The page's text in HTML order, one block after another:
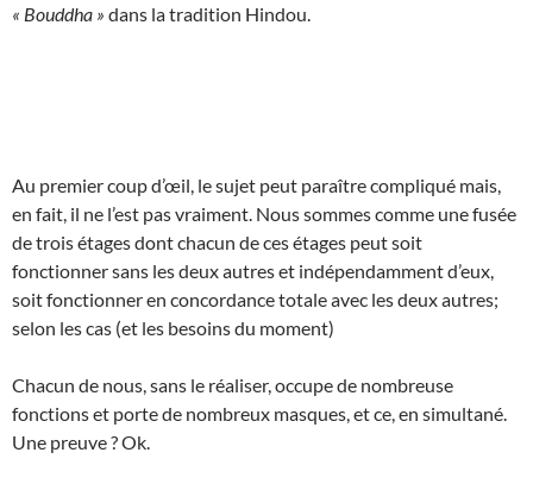
« Bouddha » dans la tradition Hindou.
Au premier coup d’œil, le sujet peut paraître compliqué mais,
en fait, il ne l’est pas vraiment. Nous sommes comme une fusée
de trois étages dont chacun de ces étages peut soit
fonctionner sans les deux autres et indépendamment d’eux,
soit fonctionner en concordance totale avec les deux autres;
selon les cas (et les besoins du moment)
Chacun de nous, sans le réaliser, occupe de nombreuse
fonctions et porte de nombreux masques, et ce, en simultané.
Une preuve ? Ok.